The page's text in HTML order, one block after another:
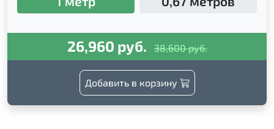
26,960 руб. 38,600 руб.
Добавить в корзину